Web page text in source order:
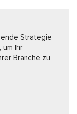
Strategie
um Ihr
Branche zu